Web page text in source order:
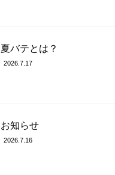
夏バテとは？
2026.7.17
お知らせ
2026.7.16